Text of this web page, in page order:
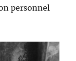
personnel